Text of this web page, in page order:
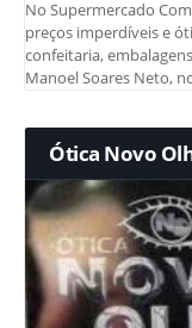
No Supermercado
preços imperdíveis e
confeitaria,
Manoel Soares Neto,
Ótica Novo